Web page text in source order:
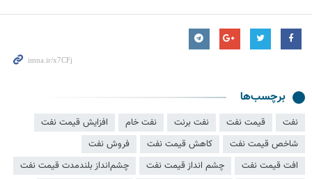
برچسب‌ها
نفت قیمت نفت نفت برنت نفت خام
افزایش قیمت نفت
شاخص قیمت نفت
کاهش قیمت نفت
فروش نفت
افت قیمت نفت
چشم انداز قیمت نفت
چشم‌انداز بلندمدت قیمت نفت